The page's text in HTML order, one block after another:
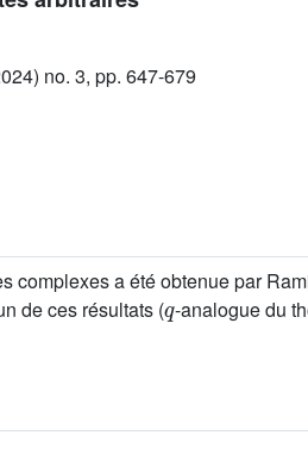
no. 3, pp. 647-679
complexes a été obtenue par
de ces résultats (
q
-analogue du